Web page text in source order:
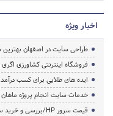
اخبار ویژه
طراحی سایت در اصفهان بهترین
فروشگاه اینترنتی کشاورزی اگری
ایده های طلایی برای کسب درآمد
خدمات سایت انجام پروژه ماهان
قیمت سرور HP/بررسی و خرید سرور اچ پی